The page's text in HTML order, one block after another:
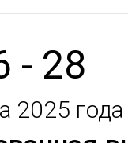
- 28
2025 года